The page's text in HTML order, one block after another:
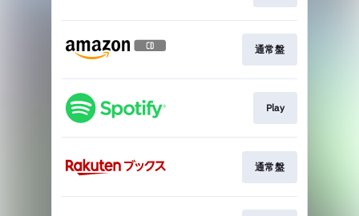
通常盤
Play
通常盤